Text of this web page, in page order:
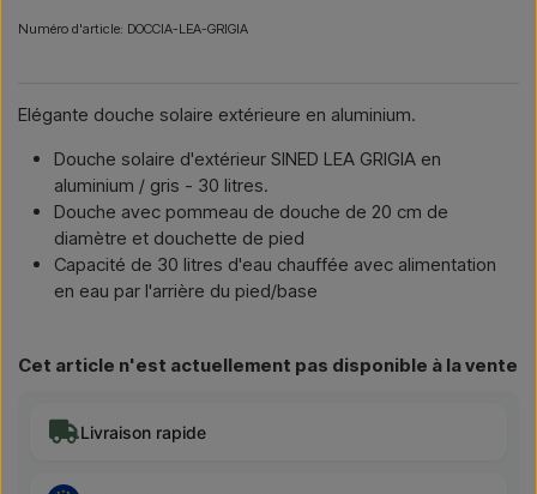
Numéro d'article: DOCCIA-LEA-GRIGIA
Elégante douche solaire extérieure en aluminium.
Douche solaire d'extérieur SINED LEA GRIGIA en
aluminium / gris - 30 litres.
Douche avec pommeau de douche de 20 cm de
diamètre et douchette de pied
Capacité de 30 litres d'eau chauffée avec alimentation
en eau par l'arrière du pied/base
Cet article n'est actuellement pas disponible à la vente
Livraison rapide